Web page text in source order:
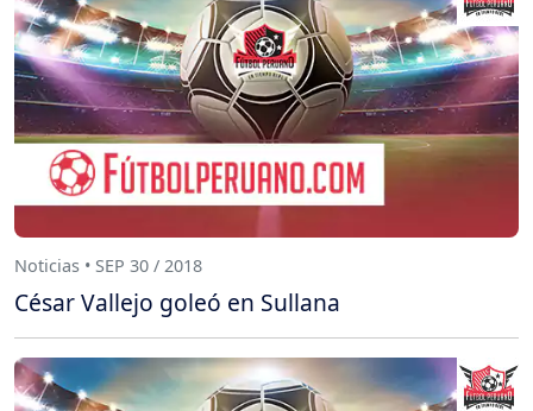
Noticias • SEP 30 / 2018
César Vallejo goleó en Sullana